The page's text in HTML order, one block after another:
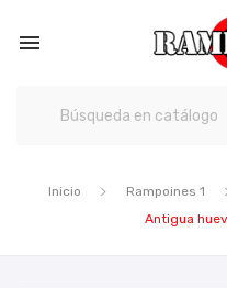

Inicio Rampoines 1
Antigua